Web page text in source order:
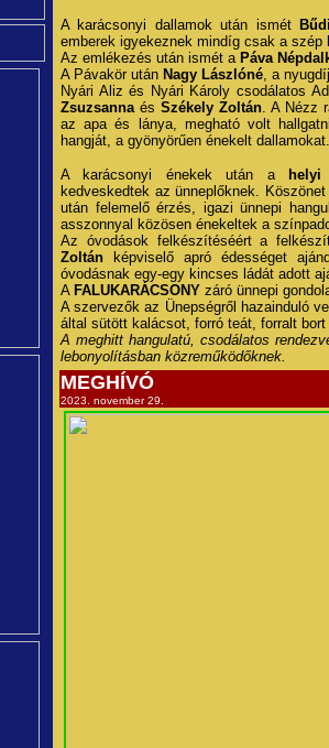
A karácsonyi dallamok után ismét
emberek igyekeznek mindíg csak a szép
Az emlékezés után ismét a Páva
A Pávakör után Nagy Lászlóné, a
Nyári Aliz és Nyári Károly csodálatos
Zsuzsannaés Székely Zoltán. A Nézz
az apa és lánya, megható volt
hangját, a gyönyörűen énekelt dallamokat.
A karácsonyi énekek után a
helyi
kedveskedtek az ünneplőknek.
után felemelő érzés, igazi ünnepi
asszonnyal közösen énekeltek a
Az óvodások felkészítéséért a
Zoltán képviselő apró édességet
óvodásnak egy-egy kincses ládát adott
A FALUKARÁCSONY záró ünnepi
A szervezők az Ünepségről hazainduló
által sütött kalácsot, forró teát, forralt
A meghitt hangulatú, csodálatos
lebonyolításban közreműködőknek.
MEGHÍVÓ
2023. november 29.